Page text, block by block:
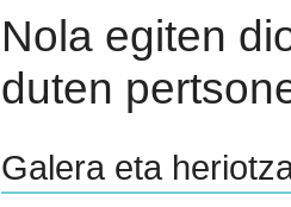
Nola egiten
duten
Galera eta